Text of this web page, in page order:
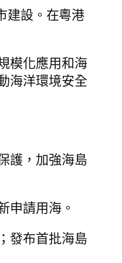
建設。在粵港
模化應用和海
海洋環境安全
護，加強海島
申請用海。
發布首批海島